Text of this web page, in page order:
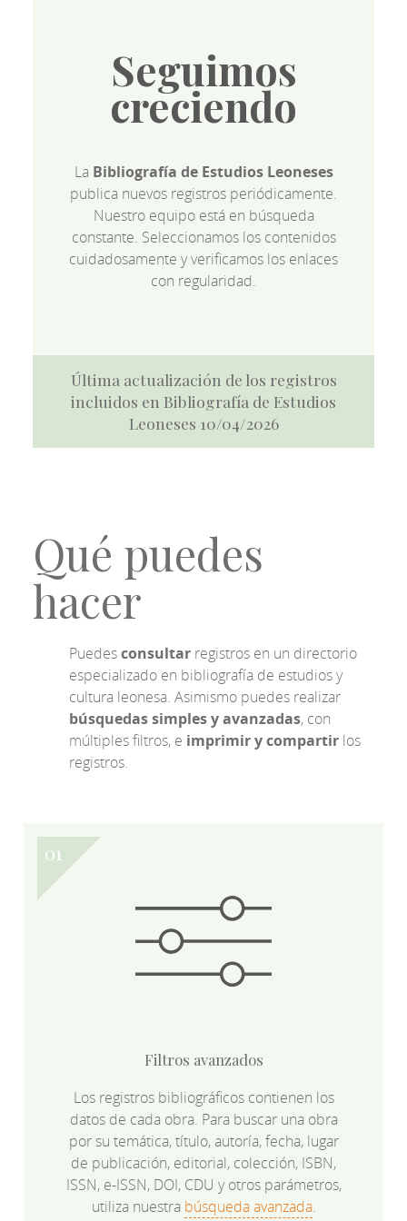
Seguimos
creciendo
La Bibliografía de Estudios Leoneses
publica nuevos registros periódicamente.
Nuestro equipo está en búsqueda
constante. Seleccionamos los contenidos
cuidadosamente y verificamos los enlaces
con regularidad.
Última actualización de los registros
incluidos en Bibliografía de Estudios
Leoneses 10/04/2026
Qué puedes
hacer
Puedesconsultar registros en un directorio
especializado en bibliografía de estudios y
cultura leonesa. Asimismo puedes realizar
búsquedas simples y avanzadas, con
múltiples filtros, e imprimir y compartir los
registros.
Filtros avanzados
Los registros bibliográficos contienen los
datos de cada obra. Para buscar una obra
por su temática, título, autoría, fecha, lugar
de publicación, editorial, colección, ISBN,
ISSN, e-ISSN, DOI, CDU y otros parámetros,
utiliza nuestra búsqueda avanzada.